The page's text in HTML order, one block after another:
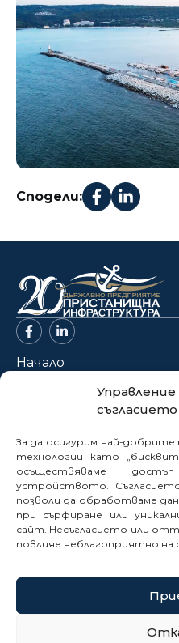
Управление
съгласието
За да осигурим най-добрите
технологии като
осъществяваме
устройството.
позволи да обработваме
при сърфиране или
сайт. Несъгласието или
повлияе неблагоприятно на
Сподели:
Начало
Новини
Нормативна база
Електронни услуги
Профил на купувача
Кариери
Контакти